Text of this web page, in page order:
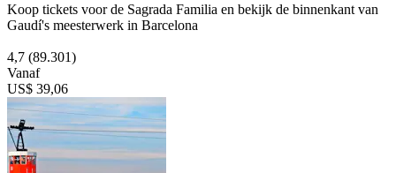
Koop tickets voor de Sagrada Familia en bekijk de binnenkant van
Gaudí's meesterwerk in Barcelona
4,7 (89.301)
Vanaf
US$ 39,06